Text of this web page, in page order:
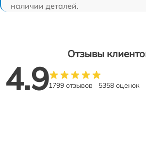
наличии деталей.
Отзывы
4.91799 отзывов 5358 оценок